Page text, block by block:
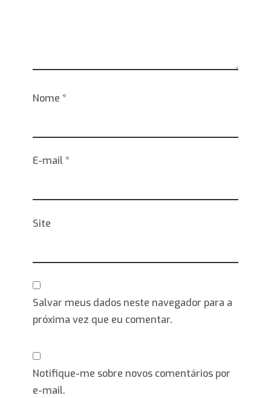
Nome *
E-mail*
Site
Salvar meus dados neste navegador para a
próxima vez que eu comentar.
Notifique-me sobre novos comentários por
e-mail.